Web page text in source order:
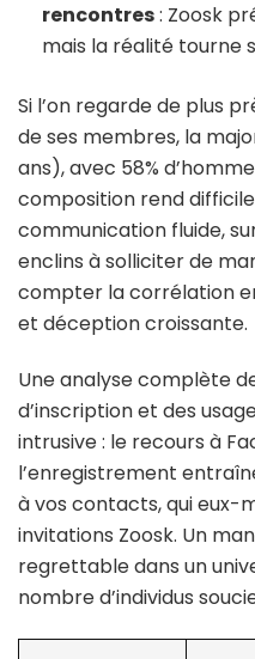
rencontres: Zoosk
mais la réalité tourne
Si l’on regarde de plus
de ses membres, la
ans), avec 58%
composition rend
communication fluide,
enclins à solliciter de
compter la corrélation
et déception croissante.
Une analyse complète
d’inscription et des
intrusive : le recours à
l’enregistrement
à vos contacts, qui eux-
invitations Zoosk. Un
regrettable dans un
nombre d’individus